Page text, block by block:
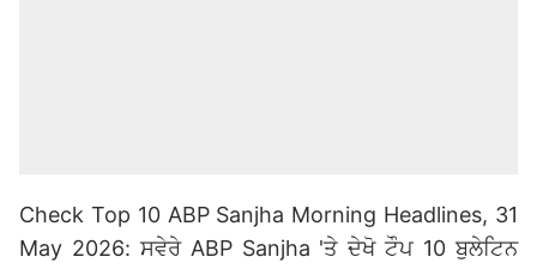
Check Top 10 ABP Sanjha Morning Headlines, 31
May 2026: ਸਵੇਰੇ ABP Sanjha 'ਤੇ ਦੇਖੋ ਟੌਪ 10 ਬੁਲੇਟਿਨ